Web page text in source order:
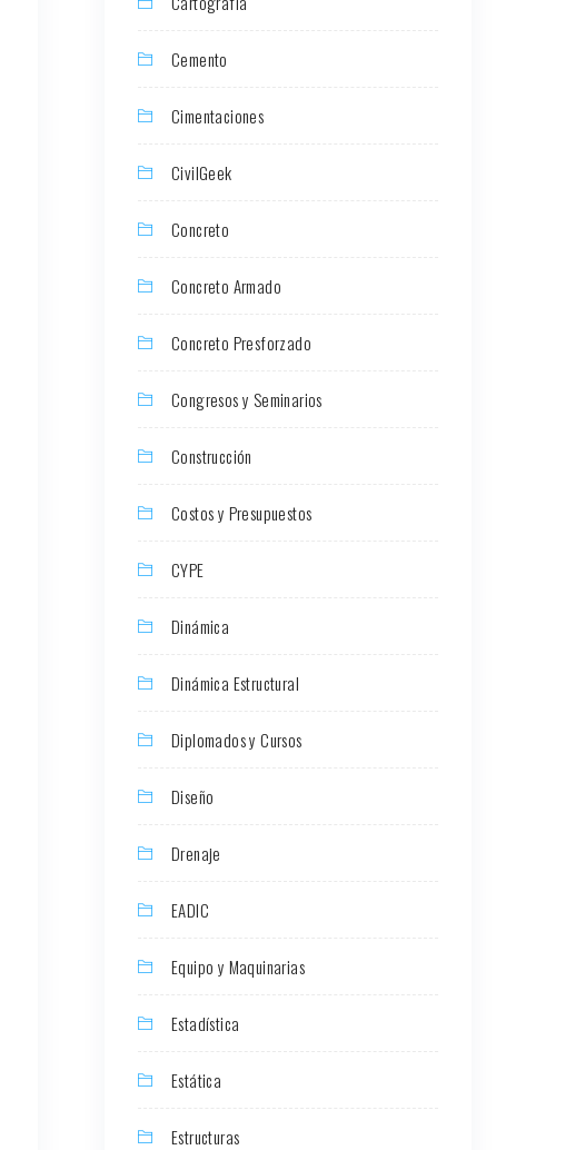
Cemento
Cimentaciones
CivilGeek
Concreto
Concreto Armado
Concreto Presforzado
Congresos y Seminarios
Construcción
Costos y Presupuestos
CYPE
Dinámica
Dinámica Estructural
Diplomados y Cursos
Diseño
Drenaje
EADIC
Equipo y Maquinarias
Estadística
Estática
Estructuras